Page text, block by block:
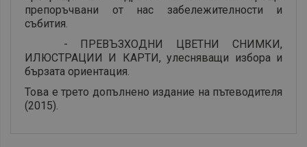
препоръчвани от нас забележителности и
събития.
- ПРЕВЪЗХОДНИ ЦВЕТНИ СНИМКИ,
ИЛЮСТРАЦИИ И КАРТИ, улесняващи избора и
бързата ориентация.
Това е трето допълнено издание на пътеводителя
(2015).